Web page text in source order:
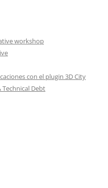
workshop
con el plugin 3D City
Debt